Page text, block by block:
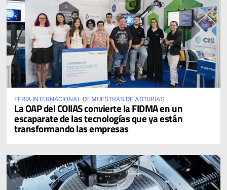
FERIA INTERNACIONAL DE MUESTRAS DE ASTURIAS
La OAP del COIIAS convierte la FIDMA en un
escaparate de las tecnologías que ya están
transformando las empresas